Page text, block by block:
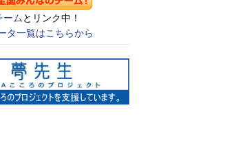
ーム とリンク中！
タ一覧はこちらから